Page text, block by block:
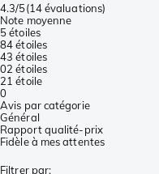
4.3/5(14 évaluations)
Note moyenne
5 étoiles
84 étoiles
43 étoiles
02 étoiles
21 étoile
0
Avis par catégorie
Général
Rapport qualité-prix
Fidèle à mes attentes
Filtrer par: